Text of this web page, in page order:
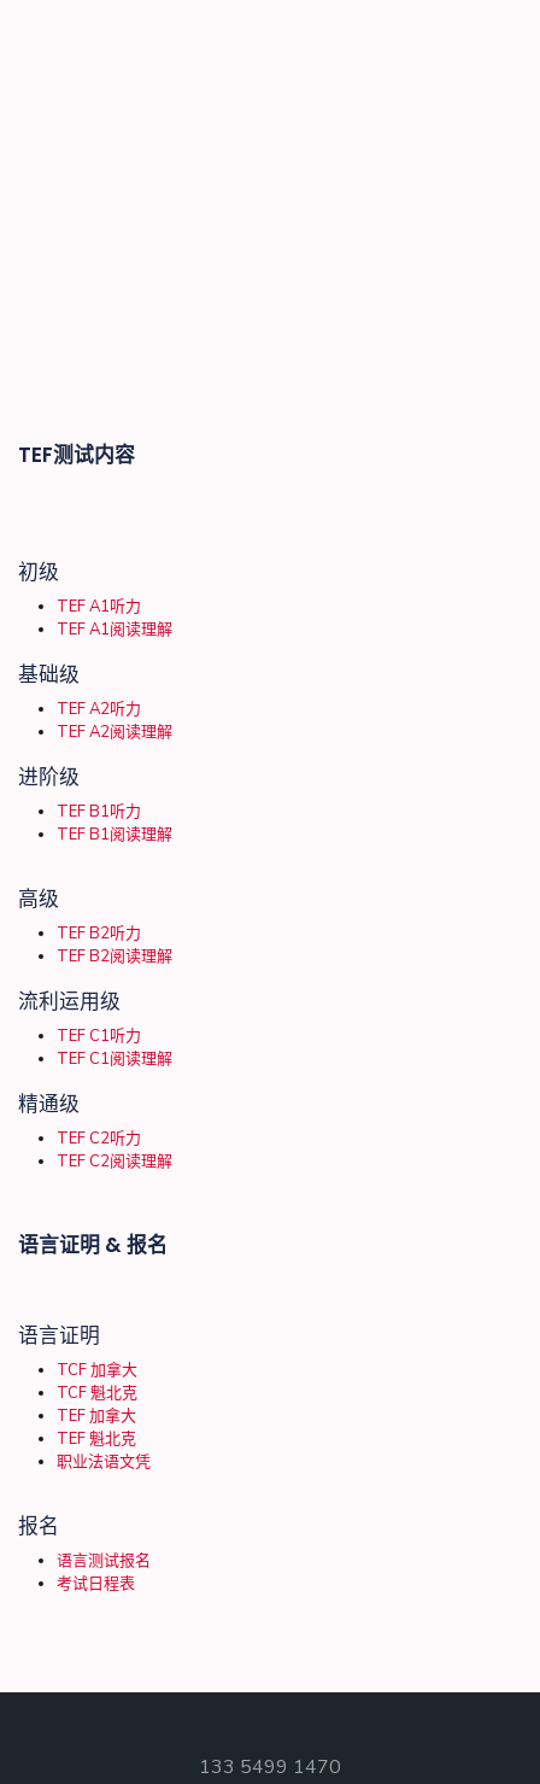
TEF测试内容
初级
TEF A1听力
TEF A1阅读理解
基础级
TEF A2听力
TEF A2阅读理解
进阶级
TEF B1听力
TEF B1阅读理解
高级
TEF B2听力
TEF B2阅读理解
流利运用级
TEF C1听力
TEF C1阅读理解
精通级
TEF C2听力
TEF C2阅读理解
语言证明 & 报名
语言证明
TCF 加拿大
TCF 魁北克
TEF 加拿大
TEF 魁北克
职业法语文凭
报名
语言测试报名
考试日程表
133 5499 1470